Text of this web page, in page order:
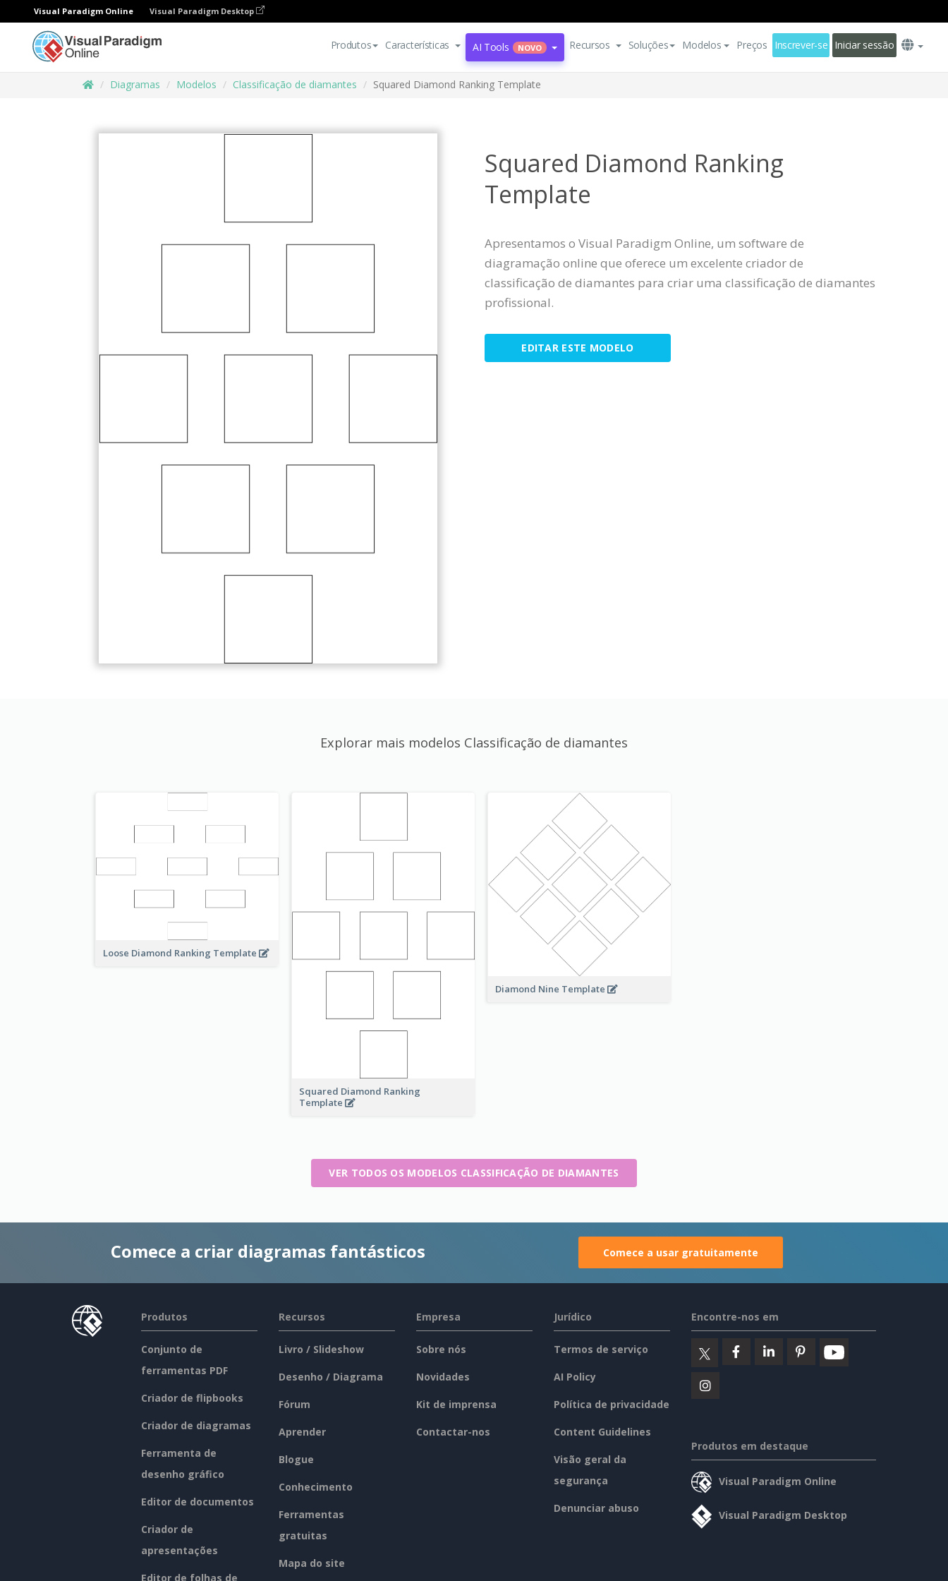
Visual Paradigm Online Visual Paradigm Desktop
Produtos Características AI Tools NOVO Recursos Soluções Modelos Preços Inscrever-se Iniciar sessão
Diagramas Modelos Classificação de diamantes Squared Diamond Ranking Template
Squared Diamond Ranking
Template
Apresentamos o Visual Paradigm Online, um software de
diagramação online que oferece um excelente criador de
classificação de diamantes para criar uma classificação de diamantes
profissional.
EDITAR ESTE MODELO
Explorar mais modelos Classificação de diamantes
Loose Diamond Ranking Template
Squared Diamond Ranking
Template
Diamond Nine Template
VER TODOS OS MODELOS CLASSIFICAÇÃO DE DIAMANTES
Comece a criar diagramas fantásticos Comece a usar gratuitamente
Produtos
Conjunto de
ferramentas PDF
Criador de flipbooks
Criador de diagramas
Ferramenta de
desenho gráfico
Editor de documentos
Criador de
apresentações
Editor de folhas de
Recursos
Livro / Slideshow
Desenho / Diagrama
Fórum
Aprender
Blogue
Conhecimento
Ferramentas
gratuitas
Mapa do site
Empresa
Sobre nós
Novidades
Kit de imprensa
Contactar-nos
Jurídico
Termos de serviço
AI Policy
Política de privacidade
Content Guidelines
Visão geral da
segurança
Denunciar abuso
Encontre-nos em
Produtos em destaque
Visual Paradigm Online
Visual Paradigm Desktop